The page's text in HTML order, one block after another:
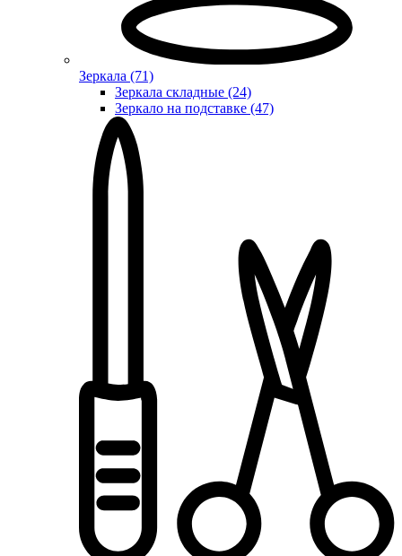
Зеркала (71)
Зеркала складные (24)
Зеркало на подставке (47)